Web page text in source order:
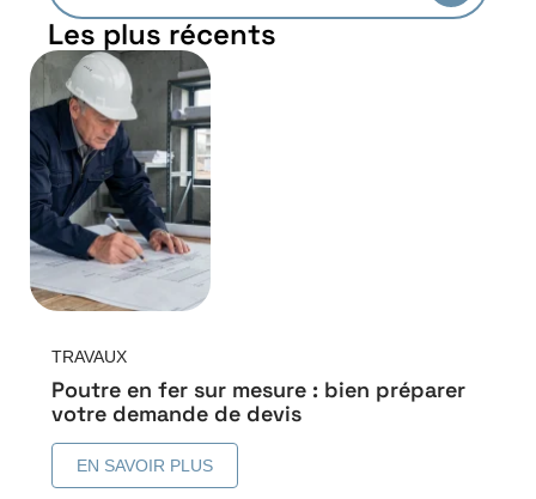
Les plus récents
TRAVAUX
Poutre en fer sur mesure : bien préparer
votre demande de devis
EN SAVOIR PLUS